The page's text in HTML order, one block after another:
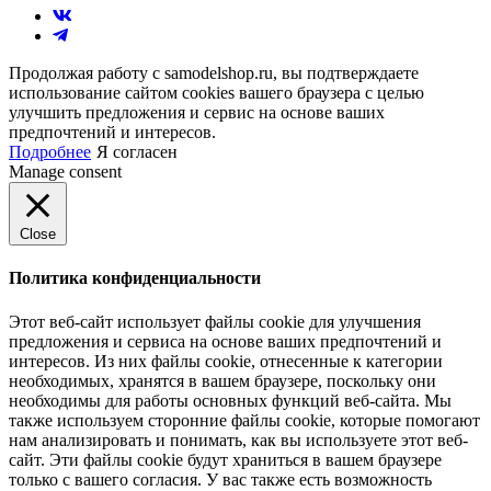
Продолжая работу с samodelshop.ru, вы подтверждаете
использование сайтом cookies вашего браузера с целью
улучшить предложения и сервис на основе ваших
предпочтений и интересов.
Подробнее Я согласен
Manage consent
Close
Политика конфиденциальности
Этот веб-сайт использует файлы cookie для улучшения
предложения и сервиса на основе ваших предпочтений и
интересов. Из них файлы cookie, отнесенные к категории
необходимых, хранятся в вашем браузере, поскольку они
необходимы для работы основных функций веб-сайта. Мы
также используем сторонние файлы cookie, которые помогают
нам анализировать и понимать, как вы используете этот веб-
сайт. Эти файлы cookie будут храниться в вашем браузере
только с вашего согласия. У вас также есть возможность